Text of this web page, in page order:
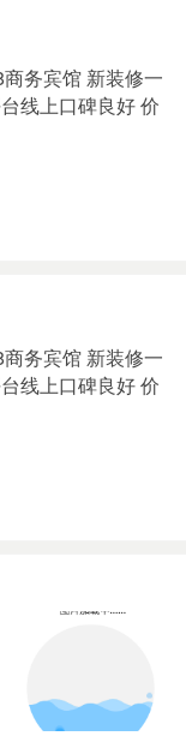
务宾馆 新装修一
线上口碑良好 价
务宾馆 新装修一
线上口碑良好 价